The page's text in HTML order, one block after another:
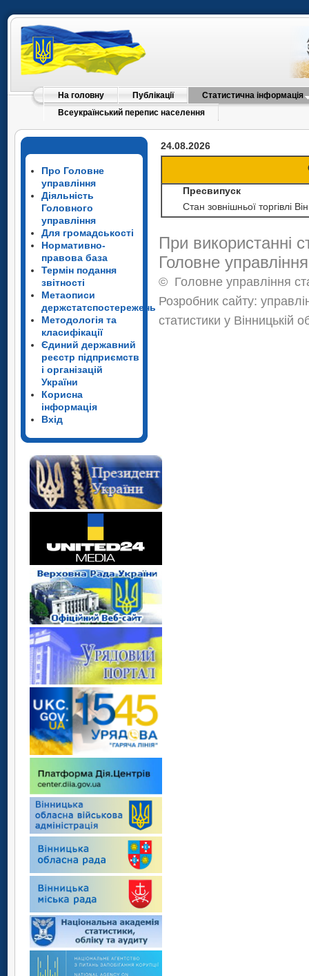
На головну Публікації
Статистична інформація
Всеукраїнський перепис населення
Про Головне
управління
Діяльність
Головного
управління
Для громадськості
Нормативно-
правова база
Термін подання
звітності
Метаописи
держстатспостережень
Методологія та
класифікації
Єдиний державний
реєстр підприємств
і організацій
України
Корисна
інформація
Вхід
24.08.2026
Пресвипуск
Стан зовнішньої торгівлі
При використанні
Головне
© Головне управління
Розробник сайту:
статистики у Вінницькій